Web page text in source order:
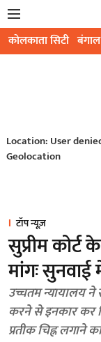
कोलकाता सिटी बंगाल
Location: User
Geolocation
टॉप न्यूज़
सुप्रीम कोर्ट
मांगः
उच्चतम न्यायालय
करने से इनकार कर
प्रतीक चिह्न लगाने